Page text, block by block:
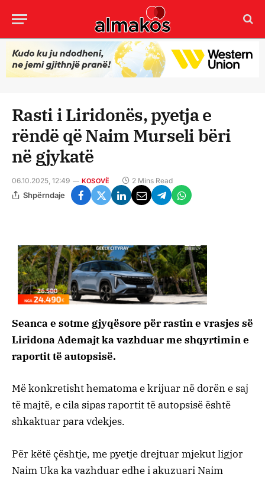
Rasti i Liridonës, pyetja e
rëndë që Naim Murseli bëri
në gjykatë
06.10.2025, 12:49 KOSOVË 2 Mins Read
Shpërndaje
Seanca e sotme gjyqësore për rastin e vrasjes së
Liridona Ademajt ka vazhduar me shqyrtimin e
raportit të autopsisë.
Më konkretisht hematoma e krijuar në dorën e saj
të majtë, e cila sipas raportit të autopsisë është
shkaktuar para vdekjes.
Për këtë çështje, me pyetje drejtuar mjekut ligjor
Naim Uka ka vazhduar edhe i akuzuari Naim